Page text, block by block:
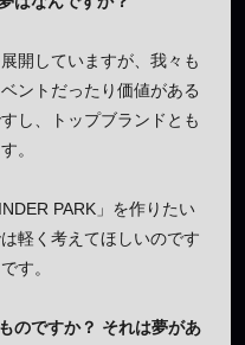
開していますが、我々も
ントだったり価値がある
し、トップブランドとも
。
PARK」を作りたい
軽く考えてほしいのです
す。
のですか？ それは夢があ